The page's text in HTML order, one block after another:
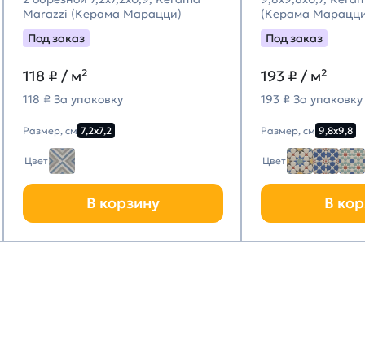
Marazzi (Керама Марацци)
Под заказ
118 ₽ / м²
118 ₽ За упаковку
Размер, см 7,2х7,2
Цвет
В корзину
(Керама
Под заказ
193 ₽ / м²
193 ₽ За упаковку
Размер, см 9,8х9,8
Цвет
В